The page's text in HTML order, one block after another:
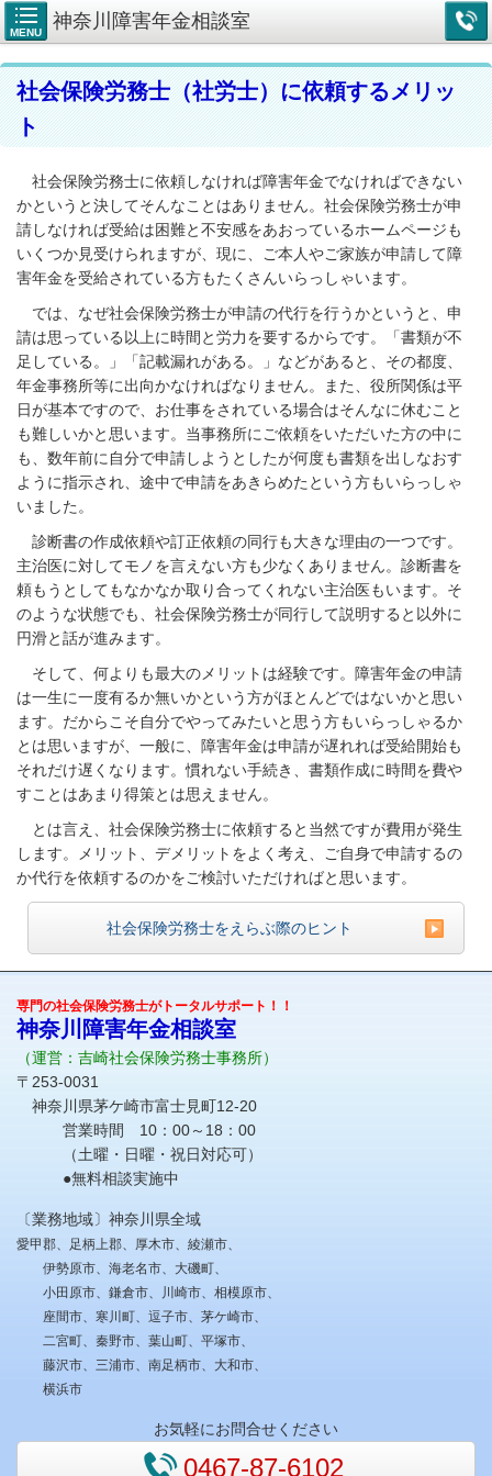
MENU
神奈川障害年金相談室
社会保険労務士（社労士）に依頼するメリッ
ト
社会保険労務士に依頼しなければ障害年金でなければできない
かというと決してそんなことはありません。社会保険労務士が申
請しなければ受給は困難と不安感をあおっているホームページも
いくつか見受けられますが、現に、ご本人やご家族が申請して障
害年金を受給されている方もたくさんいらっしゃいます。
では、なぜ社会保険労務士が申請の代行を行うかというと、申
請は思っている以上に時間と労力を要するからです。「書類が不
足している。」「記載漏れがある。」などがあると、その都度、
年金事務所等に出向かなければなりません。また、役所関係は平
日が基本ですので、お仕事をされている場合はそんなに休むこと
も難しいかと思います。当事務所にご依頼をいただいた方の中に
も、数年前に自分で申請しようとしたが何度も書類を出しなおす
ように指示され、途中で申請をあきらめたという方もいらっしゃ
いました。
診断書の作成依頼や訂正依頼の同行も大きな理由の一つです。
主治医に対してモノを言えない方も少なくありません。診断書を
頼もうとしてもなかなか取り合ってくれない主治医もいます。そ
のような状態でも、社会保険労務士が同行して説明すると以外に
円滑と話が進みます。
そして、何よりも最大のメリットは経験です。障害年金の申請
は一生に一度有るか無いかという方がほとんどではないかと思い
ます。だからこそ自分でやってみたいと思う方もいらっしゃるか
とは思いますが、一般に、障害年金は申請が遅れれば受給開始も
それだけ遅くなります。慣れない手続き、書類作成に時間を費や
すことはあまり得策とは思えません。
とは言え、社会保険労務士に依頼すると当然ですが費用が発生
します。メリット、デメリットをよく考え、ご自身で申請するの
か代行を依頼するのかをご検討いただければと思います。
社会保険労務士をえらぶ際のヒント
専門の社会保険労務士がトータルサポート！！
神奈川障害年金相談室
（運営：吉崎社会保険労務士事務所）
〒253-0031
神奈川県茅ケ崎市富士見町12-20
営業時間 10：00～18：00
（土曜・日曜・祝日対応可）
●無料相談実施中
〔業務地域〕神奈川県全域
愛甲郡、足柄上郡、厚木市、綾瀬市、
伊勢原市、海老名市、大磯町、
小田原市、鎌倉市、川崎市、相模原市、
座間市、寒川町、逗子市、茅ケ崎市、
二宮町、秦野市、葉山町、平塚市、
藤沢市、三浦市、南足柄市、大和市、
横浜市
お気軽にお問合せください
0467-87-6102